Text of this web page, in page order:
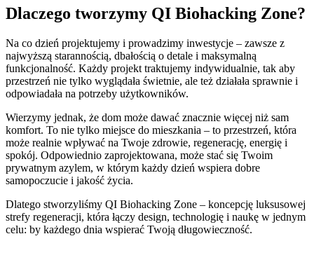
Dlaczego tworzymy QI Biohacking Zone?
Na co dzień projektujemy i prowadzimy inwestycje – zawsze z
najwyższą starannością, dbałością o detale i maksymalną
funkcjonalność. Każdy projekt traktujemy indywidualnie, tak aby
przestrzeń nie tylko wyglądała świetnie, ale też działała sprawnie i
odpowiadała na potrzeby użytkowników.
Wierzymy jednak, że dom może dawać znacznie więcej niż sam
komfort. To nie tylko miejsce do mieszkania – to przestrzeń, która
może realnie wpływać na Twoje zdrowie, regenerację, energię i
spokój. Odpowiednio zaprojektowana, może stać się Twoim
prywatnym azylem, w którym każdy dzień wspiera dobre
samopoczucie i jakość życia.
Dlatego stworzyliśmy QI Biohacking Zone – koncepcję luksusowej
strefy regeneracji, która łączy design, technologię i naukę w jednym
celu: by każdego dnia wspierać Twoją długowieczność.